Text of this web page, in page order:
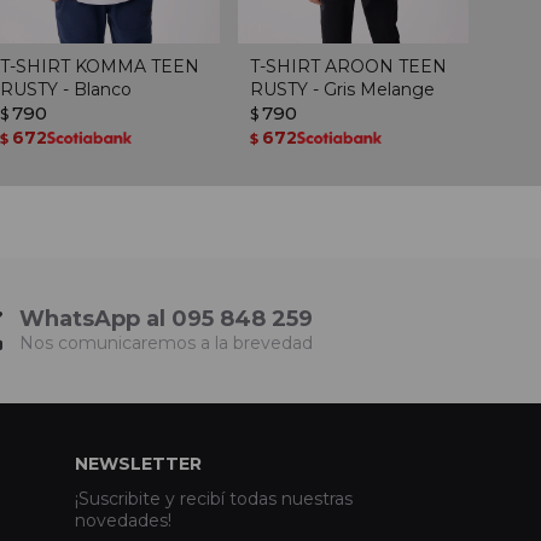
T-SHIRT KOMMA TEEN
RUSTY - Blanco
$ 790
$ 672
T-SHIRT AROON TEEN
RUSTY - Gris Melange
$ 790
$ 672
WhatsApp al 095 848 259
Nos comunicaremos a la brevedad
NEWSLETTER
¡Suscribite y recibí todas nuestras
novedades!